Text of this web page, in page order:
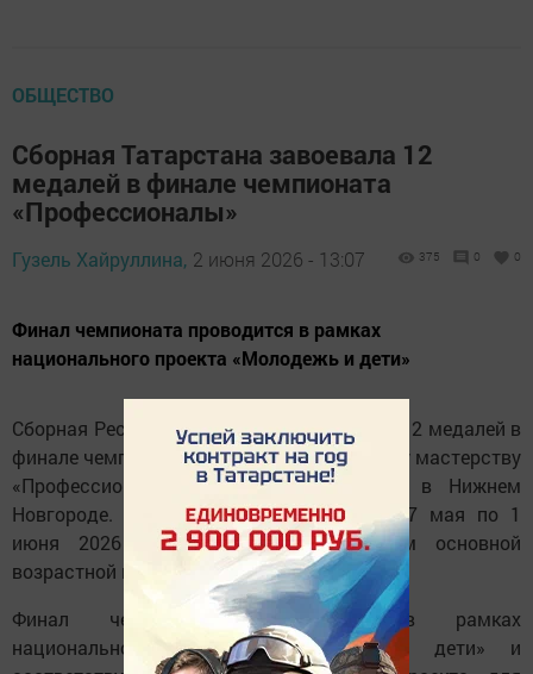
ОБЩЕСТВО
Сборная Татарстана завоевала 12
медалей в финале чемпионата
«Профессионалы»
Гузель Хайруллина, 2 июня 2026 - 13:07 375 0 0
Финал чемпионата проводится в рамках
национального проекта «Молодежь и дети»
Сборная Республики Татарстан завоевала 12 медалей в
финале чемпионата по профессиональному мастерству
«Профессионалы», который завершился в Нижнем
Новгороде. Соревнования проходили с 27 мая по 1
июня 2026 года по 12 компетенциям основной
возрастной категории.
Финал чемпионата проводится в рамках
национального проекта «Молодежь и дети» и